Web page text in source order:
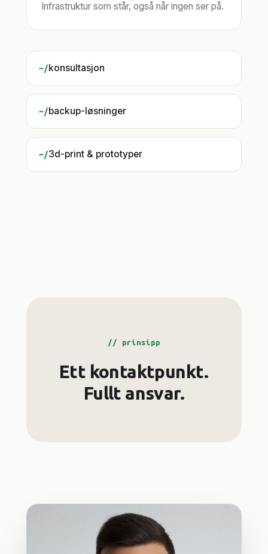
Infrastruktur som står, også når ingen ser på.
konsultasjon
backup-løsninger
3d-print & prototyper
// prinsipp
Ett kontaktpunkt.
Fullt ansvar.